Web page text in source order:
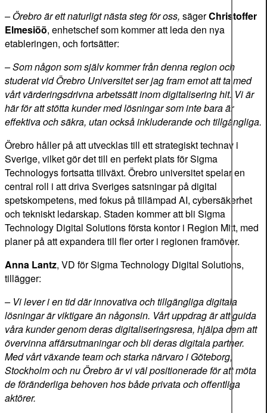
– Örebro är ett naturligt nästa steg för oss, sägerChristoffer
Elmesiöö, enhetschef som kommer att leda den nya
etableringen, och fortsätter:
– Som någon som själv kommer från denna region och
studerat vid Örebro Universitet ser jag fram emot att ta med
vårt värderingsdrivna arbetssätt inom digitalisering hit. Vi är
här för att stötta kunder med lösningar som inte bara är
effektiva och säkra, utan också inkluderande och tillgängliga.
Örebro håller på att utvecklas till ett strategiskt technav i
Sverige, vilket gör det till en perfekt plats för Sigma
Technologys fortsatta tillväxt. Örebro universitet spelar en
central roll i att driva Sveriges satsningar på digital
spetskompetens, med fokus på tillämpad AI, cybersäkerhet
och tekniskt ledarskap. Staden kommer att bli Sigma
Technology Digital Solutions första kontor i Region Mitt, med
planer på att expandera till fler orter i regionen framöver.
Anna Lantz, VD för Sigma Technology Digital Solutions,
tillägger:
– Vi lever i en tid där innovativa och tillgängliga digitala
lösningar är viktigare än någonsin. Vårt uppdrag är att guida
våra kunder genom deras digitaliseringsresa, hjälpa dem att
övervinna affärsutmaningar och bli deras digitala partner.
Med vårt växande team och starka närvaro i Göteborg,
Stockholm och nu Örebro är vi väl positionerade för att möta
de föränderliga behoven hos både privata och offentliga
aktörer.